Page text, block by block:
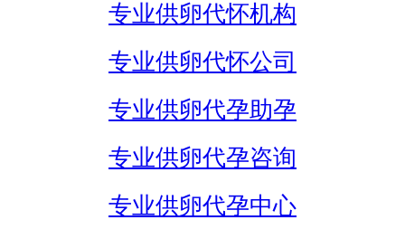
专业供卵代怀机构
专业供卵代怀公司
专业供卵代孕助孕
专业供卵代孕咨询
专业供卵代孕中心